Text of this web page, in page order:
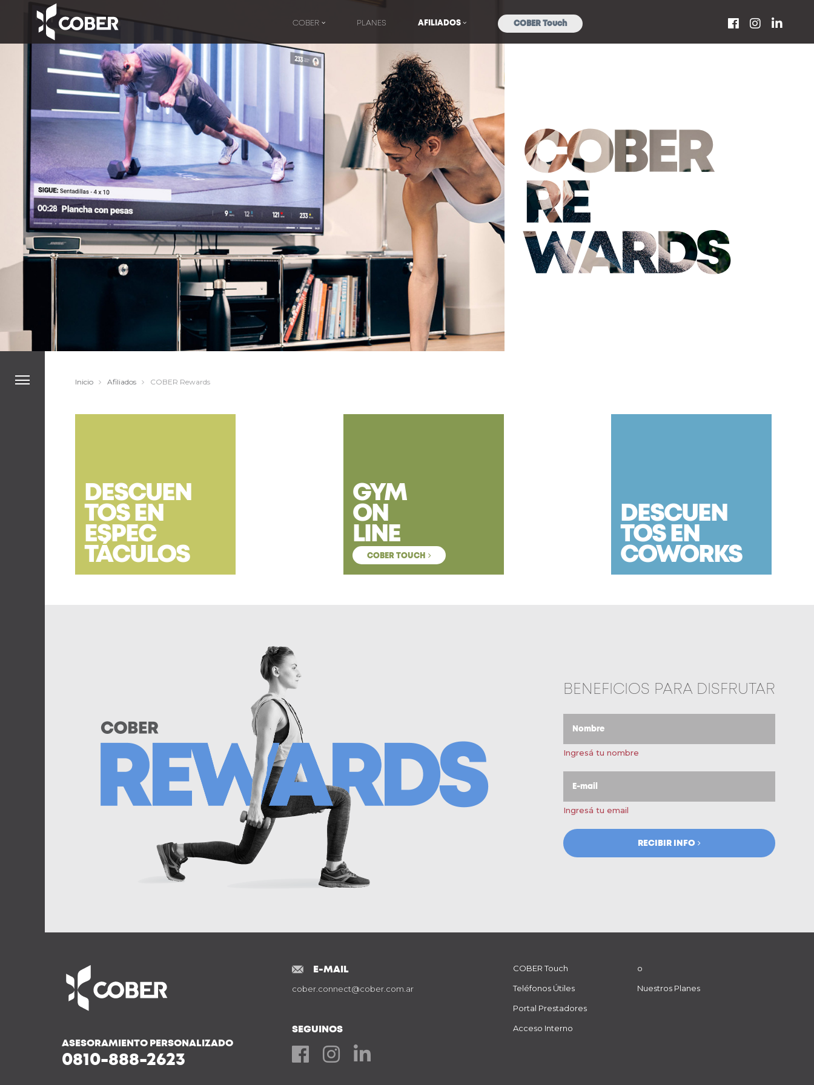
COBER PLANES AFILIADOS COBER Touch
Inicio Afiliados COBER Rewards
DESCUEN
TOS EN
ESPEC
TÁCULOS
GYM
ON
LINE
COBER TOUCH
DESCUEN
TOS EN
COWORKS
BENEFICIOS PARA DISFRUTAR
Ingresá tu nombre
Ingresá tu email
RECIBIR INFO
ASESORAMIENTO PERSONALIZADO
0810-888-2623
E-MAIL
cober.connect@cober.com.ar
SEGUINOS
COBER Touch
Teléfonos Útiles
Portal Prestadores
Acceso Interno
o
Nuestros Planes